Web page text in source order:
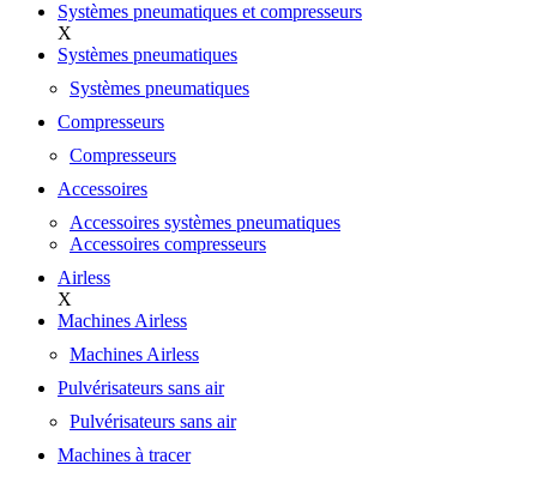
Systèmes pneumatiques et compresseurs
X
Systèmes pneumatiques
Systèmes pneumatiques
Compresseurs
Compresseurs
Accessoires
Accessoires systèmes pneumatiques
Accessoires compresseurs
Airless
X
Machines Airless
Machines Airless
Pulvérisateurs sans air
Pulvérisateurs sans air
Machines à tracer